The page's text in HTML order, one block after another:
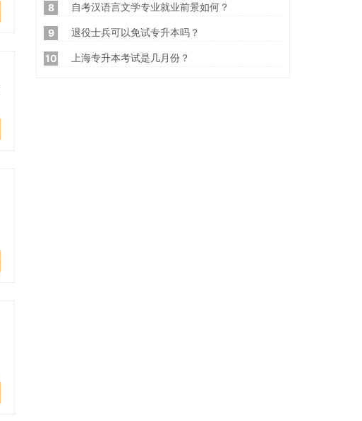
8 自考汉语言文学专业就业前景如何？
9 退役士兵可以免试专升本吗？
10 上海专升本考试是几月份？